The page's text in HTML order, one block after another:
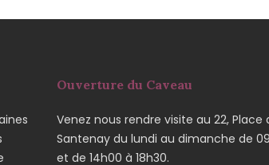
Ouverture du Caveau
Venez nous rendre visite au 22, Place
Santenay du lundi au dimanche de
et de 14h00 à 18h30.